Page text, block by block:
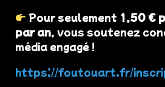
Pour seulement 1,50 €
par an, vous soutenez
média engagé !
https://foutouart.fr/